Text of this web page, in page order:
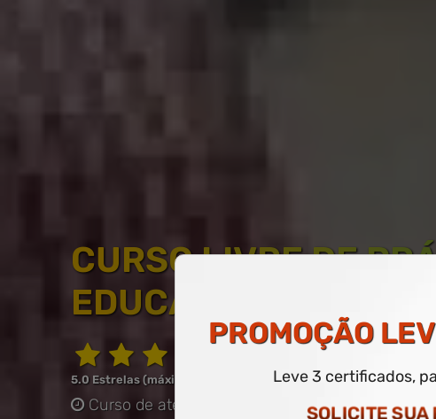
CURSO LIVRE DE
EDUCAÇÃO ESPECIAL
5.0 Estrelas (máximo de 5.0)
Curso de até 60 horas COM CERTIFICADO
PROMOÇÃO
Leve 3 certificados,
SOLICITE SUA